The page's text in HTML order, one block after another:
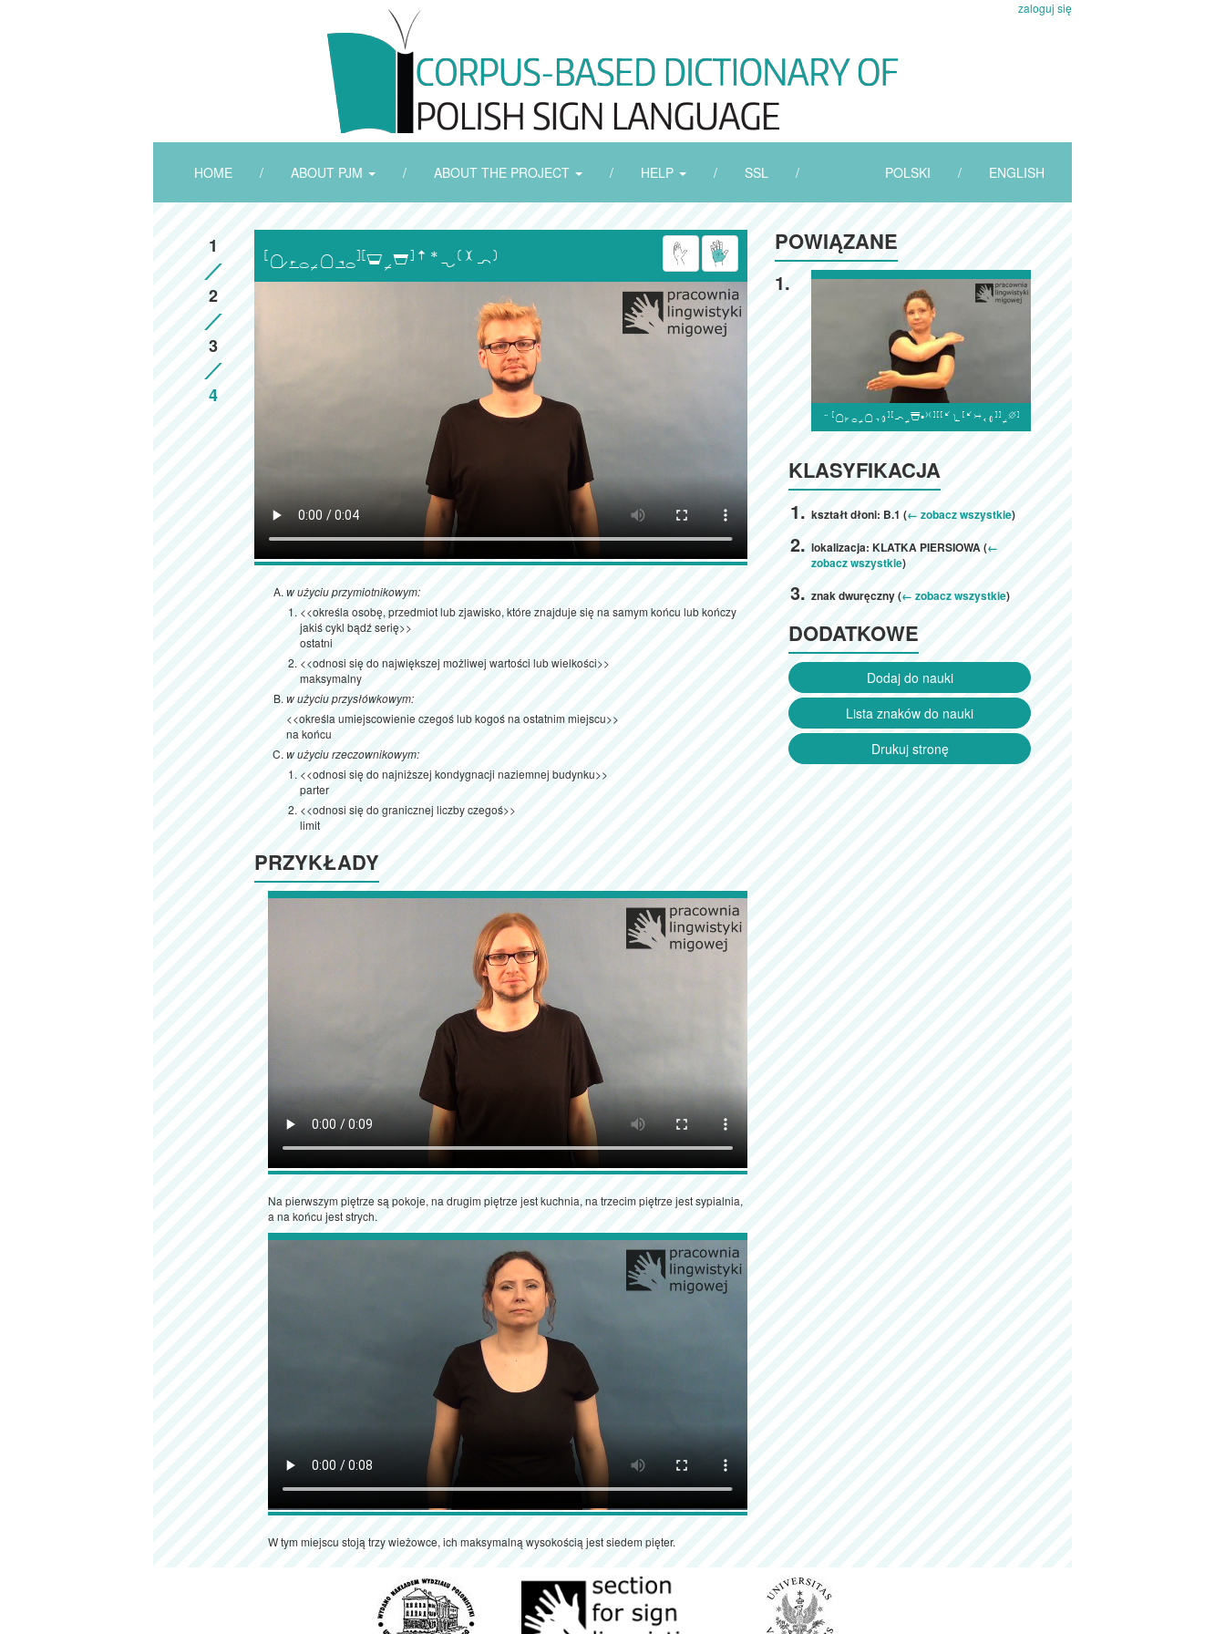
zaloguj się
HOME / ABOUT PJM / ABOUT THE PROJECT / HELP / SSL / POLSKI / ENGLISH
1
2
3
4

w użyciu przymiotnikowym:
<<określa osobę, przedmiot lub zjawisko, które znajduje się na samym końcu lub kończy
jakiś cykl bądź serię>>
ostatni
<<odnosi się do największej możliwej wartości lub wielkości>>
maksymalny
w użyciu przysłówkowym:
<<określa umiejscowienie czegoś lub kogoś na ostatnim miejscu>>
na końcu
w użyciu rzeczownikowym:
<<odnosi się do najniższej kondygnacji naziemnej budynku>>
parter
<<odnosi się do granicznej liczby czegoś>>
limit
PRZYKŁADY
Na pierwszym piętrze są pokoje, na drugim piętrze jest kuchnia, na trzecim piętrze jest sypialnia,
a na końcu jest strych.
W tym miejscu stoją trzy wieżowce, ich maksymalną wysokością jest siedem pięter.
POWIĄZANE
1.

KLASYFIKACJA
kształt dłoni: B.1 (← zobacz wszystkie)
lokalizacja: KLATKA PIERSIOWA (←
zobacz wszystkie)
znak dwuręczny (← zobacz wszystkie)
DODATKOWE
Dodaj do nauki
Lista znaków do nauki
Drukuj stronę